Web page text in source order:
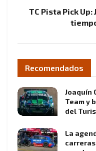
TC Pista Pick
Recomendados
Joaquín
Team y
del
La